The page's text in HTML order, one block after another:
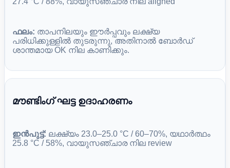
ഫലം: താപനിലയും ഈർപ്പവും ലക്ഷ്യ
പരിധിക്കുള്ളിൽ തുടരുന്നു, അതിനാൽ ബോർഡ്
ശാന്തമായ OK നില കാണിക്കും.
മൗണ്ടിംഗ് ഘട്ട ഉദാഹരണം
ഇൻപുട്ട്: ലക്ഷ്യം 23.0–25.0 °C / 60–70%, യഥാർത്ഥം
25.8 °C / 58%, വായുസഞ്ചാര നില review